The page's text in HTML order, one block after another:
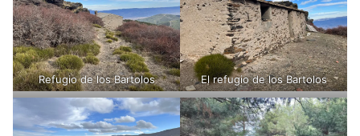
Refugio de los Bartolos El refugio de los Bartolos